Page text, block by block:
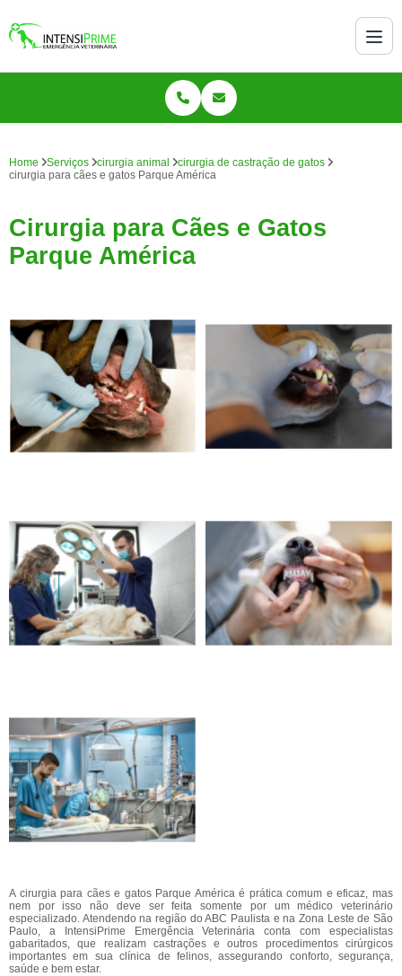
Home Serviços cirurgia animal
cirurgia de castração de gatos
cirurgia para cães e gatos Parque América
Cirurgia para Cães e Gatos
Parque América
A cirurgia para cães e gatos Parque América é prática comum e eficaz, mas
nem por isso não deve ser feita somente por um médico veterinário
especializado. Atendendo na região do ABC Paulista e na Zona Leste de São
Paulo, a IntensiPrime Emergência Veterinária conta com especialistas
gabaritados, que realizam castrações e outros procedimentos cirúrgicos
importantes em sua clínica de felinos, assegurando conforto, segurança,
saúde e bem estar.